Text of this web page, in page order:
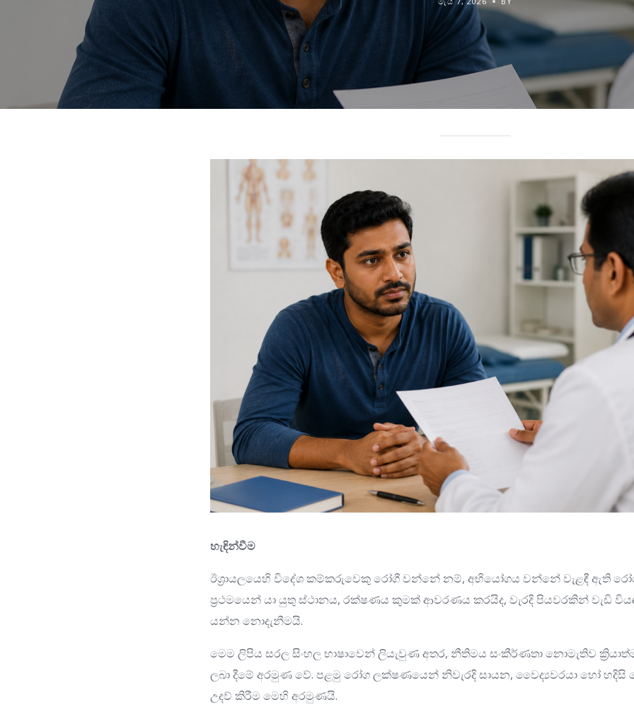
හැඳින්වීම
ඊශ්‍රායලයෙහි විදේශ කම්කරුවෙකු රෝගී වන්නේ නම්, අභියෝගය වන්නේ වැළඳී ඇති
ප්‍රථමයෙන් යා යුතු ස්ථානය, රක්ෂණය කුමක් ආවරණය කරයිද, වැරදි පියවරකින් වැඩි
යන්න නොදැනීමයි.
මෙම ලිපිය සරල සිංහල භාෂාවෙන් ලියැවුණ අතර, නීතිමය සංකීර්ණතා නොමැතිව
ලබා දීමේ අරමුණ වේ. පළමු රෝග ලක්ෂණයෙන් නිවැරදි සායන, වෛද්‍යවරයා හෝ හදිසි
උදව් කිරීම මෙහි අරමුණයි.